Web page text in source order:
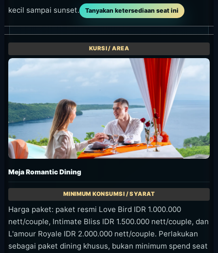
kecil sampai sunset.
Tanyakan ketersediaan seat ini
Meja Romantic Dining
Harga paket: paket resmi Love Bird IDR 1.000.000
nett/couple, Intimate Bliss IDR 1.500.000 nett/couple, dan
L'amour Royale IDR 2.000.000 nett/couple. Perlakukan
sebagai paket dining khusus, bukan minimum spend seat